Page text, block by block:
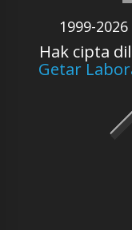
1999-
Hak cipta
Getar